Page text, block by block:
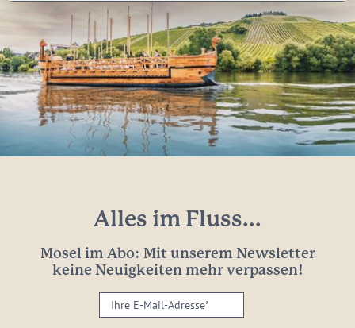
Alles im Fluss...
Mosel im Abo: Mit unserem Newsletter
keine Neuigkeiten mehr verpassen!
Ihre
E-